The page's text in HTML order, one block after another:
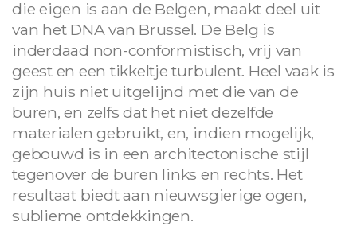
die eigen is aan de Belgen, maakt deel uit
van het DNA van Brussel. De Belg is
inderdaad non-conformistisch, vrij van
geest en een tikkeltje turbulent. Heel vaak is
zijn huis niet uitgelijnd met die van de
buren, en zelfs dat het niet dezelfde
materialen gebruikt, en, indien mogelijk,
gebouwd is in een architectonische stijl
tegenover de buren links en rechts. Het
resultaat biedt aan nieuwsgierige ogen,
sublieme ontdekkingen.